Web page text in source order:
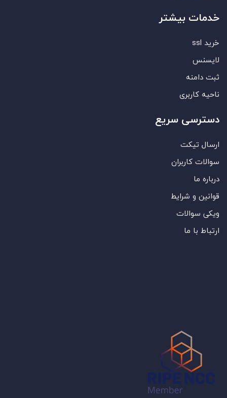
خدمات بیشتر
خرید ssl
لایسنس
ثبت دامنه
ناحیه کاربری
دسترسی سریع
ارسال تیکت
سوالات کاربران
درباره ما
قوانین و شرایط
ویکی سوالات
ارتباط با ما